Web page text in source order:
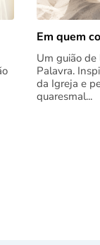
Em quem
Um guião
Palavra.
da Igreja e
quaresmal...